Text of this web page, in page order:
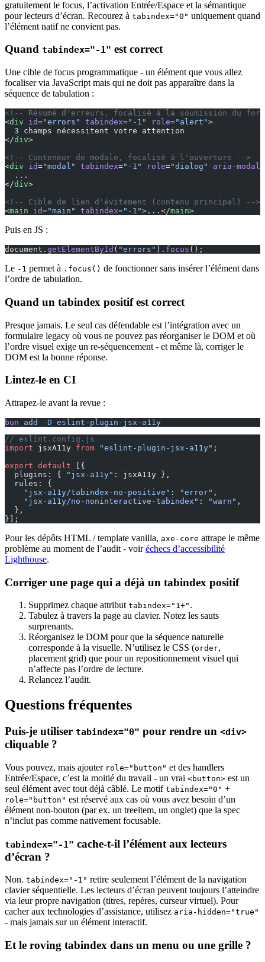
gratuitement le focus, l’activation Entrée/Espace et la sémantique
pour lecteurs d’écran. Recourez à tabindex="0" uniquement quand
l’élément natif ne convient pas.
Quand tabindex="-1" est correct
Une cible de focus programmatique - un élément que vous allez
focaliser via JavaScript mais qui ne doit pas apparaître dans la
séquence de tabulation :
<!-- Résumé d'erreurs, focalisé à la soumission du
<div id="errors" tabindex="-1" role="alert">
  3 champs nécessitent votre attention
</div>
<!-- Conteneur de modale, focalisé à l'ouverture -->
<div id="modal" tabindex="-1" role="dialog" aria-modal
  ...
</div>
<!-- Cible de lien d'évitement (contenu principal) -->
<main id="main" tabindex="-1">...</main>
Puis en JS :
document. getElementById ( "errors" ). focus ();
Le -1 permet à .focus() de fonctionner sans insérer l’élément dans
l’ordre de tabulation.
Quand un tabindex positif est correct
Presque jamais. Le seul cas défendable est l’intégration avec un
formulaire legacy où vous ne pouvez pas réorganiser le DOM et où
l’ordre visuel exige un re-séquencement - et même là, corriger le
DOM est la bonne réponse.
Lintez-le en CI
Attrapez-le avant la revue :
bun add -D eslint-plugin-jsx-a11y
// eslint.config.js
import jsxA11y from "eslint-plugin-jsx-a11y" ;
export default [{
  plugins: {
"jsx-a11y" : jsxA11y },
  rules: {
    "jsx-a11y/tabindex-no-positive"
: "error" ,
    "jsx-a11y/no-noninteractive-tabindex"
: "warn" ,
  },
}];
Pour les dépôts HTML / template vanilla, axe-core attrape le même
problème au moment de l’audit - voiréchecs d’accessibilité
Lighthouse.
Corriger une page qui a déjà un tabindex positif
Supprimez chaque attribut tabindex="1+" .
Tabulez à travers la page au clavier. Notez les sauts
surprenants.
Réorganisez le DOM pour que la séquence naturelle
corresponde à la visuelle. N’utilisez le CSS (order,
placement grid) que pour un repositionnement visuel qui
n’affecte pas l’ordre de lecture.
Relancez l’audit.
Questions fréquentes
Puis-je utiliser tabindex="0" pour rendre un <div>
cliquable ?
Vous pouvez, mais ajouter role="button" et des handlers
Entrée/Espace, c’est la moitié du travail - un vrai <button> est un
seul élément avec tout déjà câblé. Le motif tabindex="0" +
role="button" est réservé aux cas où vous avez besoin d’un
élément non-bouton (par ex. un treeitem, un onglet) que la spec
n’inclut pas comme nativement focusable.
tabindex="-1" cache-t-il l’élément aux lecteurs
d’écran ?
Non. tabindex="-1" retire seulement l’élément de la navigation
clavier séquentielle. Les lecteurs d’écran peuvent toujours l’atteindre
via leur propre navigation (titres, repères, curseur virtuel). Pour
cacher aux technologies d’assistance, utilisez aria-hidden="true"
- mais jamais sur un élément interactif.
Et le roving tabindex dans un menu ou une grille ?